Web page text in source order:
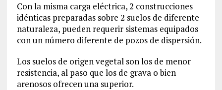
Con la misma carga eléctrica, 2 construcciones
idénticas preparadas sobre 2 suelos de diferente
naturaleza, pueden requerir sistemas equipados
con un número diferente de pozos de dispersión.
Los suelos de origen vegetal son los de menor
resistencia, al paso que los de grava o bien
arenosos ofrecen una superior.